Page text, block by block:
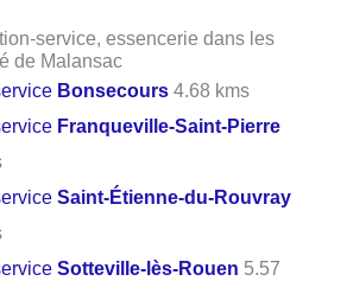
service, essencerie dans les
de Malansac
Bonsecours 4.68 kms
Franqueville-Saint-Pierre
Saint-Étienne-du-Rouvray
Sotteville-lès-Rouen 5.57